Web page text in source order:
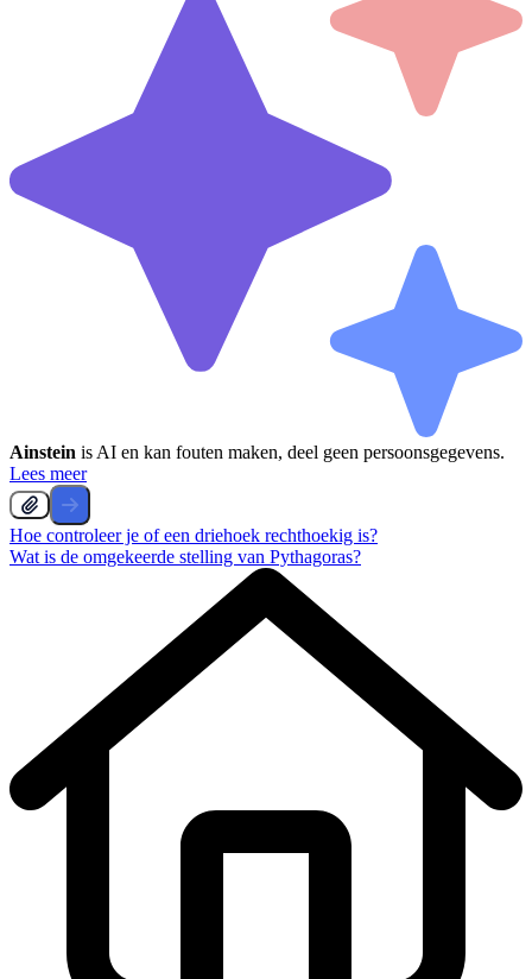
Ainstein is AI en kan fouten maken, deel geen persoonsgegevens.
Lees meer
Hoe controleer je of een driehoek rechthoekig is?
Wat is de omgekeerde stelling van Pythagoras?